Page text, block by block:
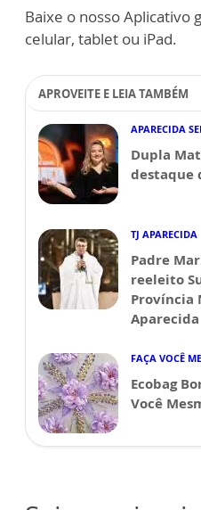
Baixe o nosso Aplicativo
celular, tablet ou iPad.
APROVEITE E LEIA TAMBÉM
APARECIDA
Dupla
destaque
TJ APARECIDA
Padre
reeleito
Província
Aparecida
FAÇA VOCÊ
Ecobag
Você